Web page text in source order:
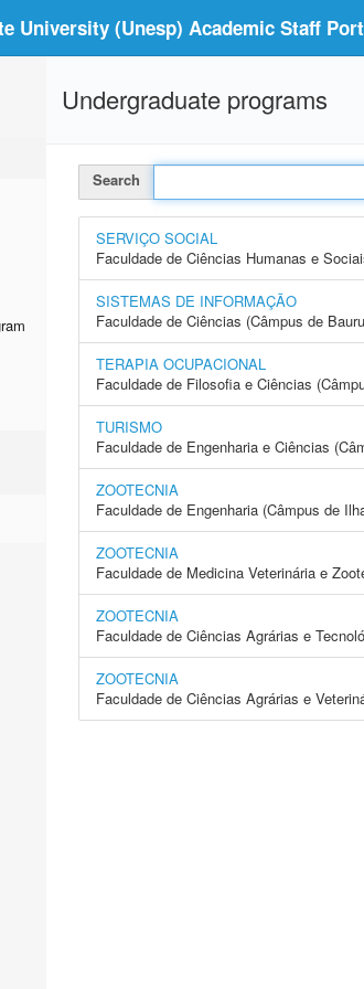
University (Unesp) Academic Staff
Undergraduate programs
Search
SERVIÇO SOCIAL
Faculdade de Ciências Humanas e
SISTEMAS DE INFORMAÇÃO
Faculdade de Ciências (Câmpus de
TERAPIA OCUPACIONAL
Faculdade de Filosofia e Ciências
TURISMO
Faculdade de Engenharia e Ciências
ZOOTECNIA
Faculdade de Engenharia (Câmpus de
ZOOTECNIA
Faculdade de Medicina Veterinária e
ZOOTECNIA
Faculdade de Ciências Agrárias e
ZOOTECNIA
Faculdade de Ciências Agrárias e